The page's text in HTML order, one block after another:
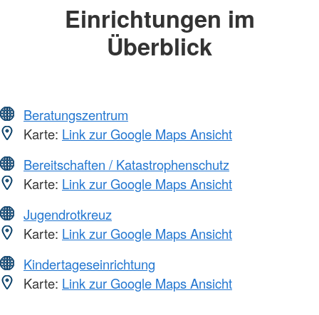
Einrichtungen im
Überblick
Beratungszentrum
Karte: Link zur Google Maps Ansicht
Bereitschaften / Katastrophenschutz
Karte: Link zur Google Maps Ansicht
Jugendrotkreuz
Karte: Link zur Google Maps Ansicht
Kindertageseinrichtung
Karte: Link zur Google Maps Ansicht